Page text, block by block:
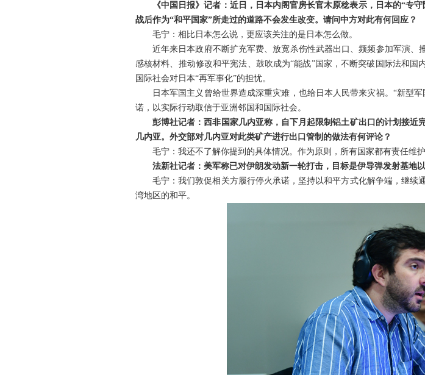
《中国日报》记者：近日，日本内阁官房长官木原稔表示，日本的“专
战后作为“和平国家”所走过的道路不会发生改变。请问中方对此有何回应？
毛宁：相比日本怎么说，更应该关注的是日本怎么做。
近年来日本政府不断扩充军费、放宽杀伤性武器出口、频频参加军演
感核材料、推动修改和平宪法、鼓吹成为“能战”国家，不断突破国际法和
国际社会对日本“再军事化”的担忧。
日本军国主义曾给世界造成深重灾难，也给日本人民带来灾祸。“新型
诺，以实际行动取信于亚洲邻国和国际社会。
彭博社记者：西非国家几内亚称，自下月起限制铝土矿出口的计划接
几内亚。外交部对几内亚对此类矿产进行出口管制的做法有何评论？
毛宁：我还不了解你提到的具体情况。作为原则，所有国家都有责任维护
法新社记者：美军称已对伊朗发动新一轮打击，目标是伊导弹发射基地
毛宁：我们敦促相关方履行停火承诺，坚持以和平方式化解争端，继
湾地区的和平。